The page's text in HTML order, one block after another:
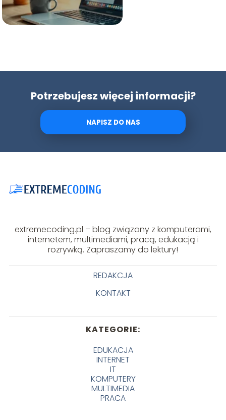
Potrzebujesz więcej informacji?
NAPISZ DO NAS
extremecoding.pl – blog związany z komputerami,
internetem, multimediami, pracą, edukacją i
rozrywką. Zapraszamy do lektury!
REDAKCJA
KONTAKT
KATEGORIE:
EDUKACJA
INTERNET
IT
KOMPUTERY
MULTIMEDIA
PRACA